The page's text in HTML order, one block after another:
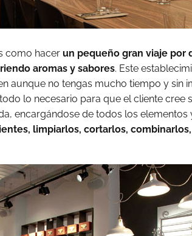
como hacer un pequeño gran viaje por
aromas y sabores. Este
aunque no tengas mucho tiempo y sin
lo necesario para que el cliente cree
encargándose de todos los elementos
limpiarlos, cortarlos, combinarlos,